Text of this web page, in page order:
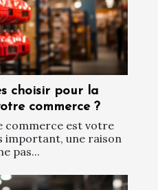
choisir pour la
commerce ?
commerce est votre
important, une raison
pas...